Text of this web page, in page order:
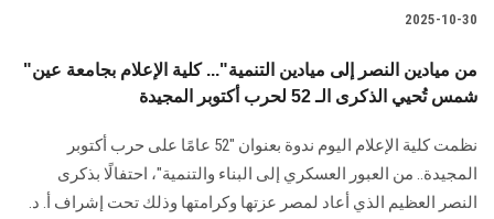
2025-10-30
"من ميادين النصر إلى ميادين التنمية"... كلية الإعلام بجامعة عين
شمس تُحيي الذكرى الـ 52 لحرب أكتوبر المجيدة
نظمت كلية الإعلام اليوم ندوة بعنوان "52 عامًا على حرب أكتوبر
المجيدة.. من العبور العسكري إلى البناء والتنمية"، احتفالًا بذكرى
النصر العظيم الذي أعاد لمصر عزتها وكرامتها وذلك تحت إشراف أ. د.